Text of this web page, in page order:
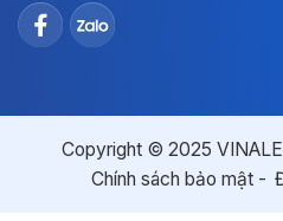
Copyright © 2025
Chính sách bảo mật